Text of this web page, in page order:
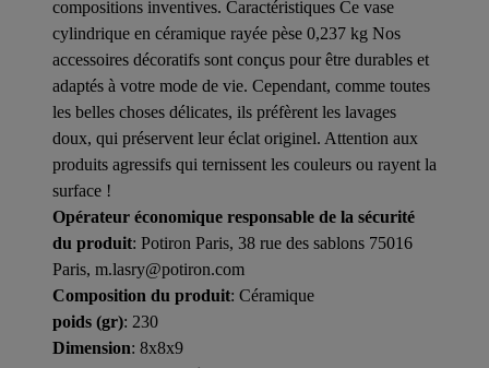
compositions inventives. Caractéristiques Ce vase
cylindrique en céramique rayée pèse 0,237 kg Nos
accessoires décoratifs sont conçus pour être durables et
adaptés à votre mode de vie. Cependant, comme toutes
les belles choses délicates, ils préfèrent les lavages
doux, qui préservent leur éclat originel. Attention aux
produits agressifs qui ternissent les couleurs ou rayent la
surface !
Opérateur économique responsable de la sécurité
du produit: Potiron Paris, 38 rue des sablons 75016
Paris, m.lasry@potiron.com
Composition du produit: Céramique
poids (gr): 230
Dimension: 8x8x9